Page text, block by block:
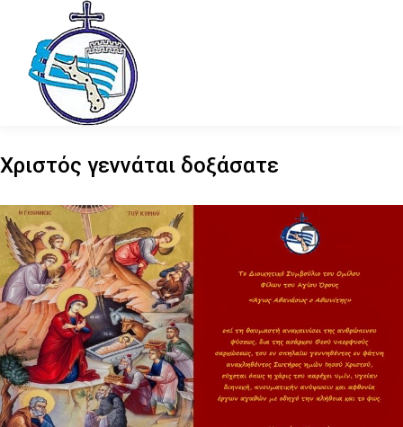
Χριστός γεννάται δοξάσατε